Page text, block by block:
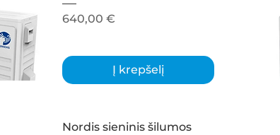
Kaina
640,00 €
Į krepšelį
Nordis sieninis šilumos